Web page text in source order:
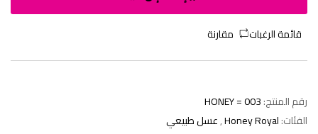
قائمة الرغبات مقارنة
رقم المنتج:HONEY = 003
الفئات:Honey Royal
,عسل طبيعي